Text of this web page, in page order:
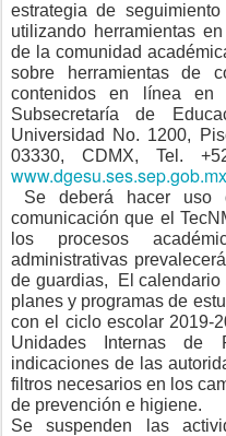
estrategia de
utilizando herramientas
de la comunidad
sobre herramientas de
contenidos en línea en
Subsecretaría de
Universidad No. 1200,
03330, CDMX, Tel.
www.dgesu.ses.sep.gob.mx
Se deberá hacer
comunicación que el
los procesos
administrativas
de guardias,
El
planes y programas de
con el ciclo escolar 2019-
Unidades Internas de
indicaciones de las
filtros necesarios en los
de prevención e higiene.
Se suspenden las